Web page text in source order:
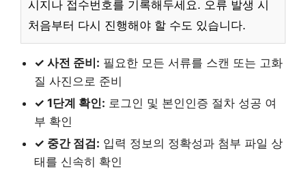
시지나 접수번호를 기록해두세요. 오류 발생 시
처음부터 다시 진행해야 할 수도 있습니다.
✓ 사전 준비: 필요한 모든 서류를 스캔 또는 고화
질 사진으로 준비
✓ 1단계 확인: 로그인 및 본인인증 절차 성공 여
부 확인
✓ 중간 점검: 입력 정보의 정확성과 첨부 파일 상
태를 신속히 확인